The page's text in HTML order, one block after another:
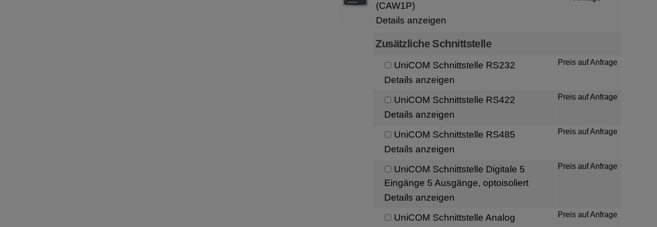
(CAW1P)
Details anzeigen
Zusätzliche Schnittstelle
UniCOM Schnittstelle RS232
Details anzeigen
Preis auf Anfrage
UniCOM Schnittstelle RS422
Details anzeigen
Preis auf Anfrage
UniCOM Schnittstelle RS485
Details anzeigen
Preis auf Anfrage
UniCOM Schnittstelle Digitale 5
Eingänge 5 Ausgänge, optoisoliert
Details anzeigen
Preis auf Anfrage
UniCOM Schnittstelle Analog
Preis auf Anfrage